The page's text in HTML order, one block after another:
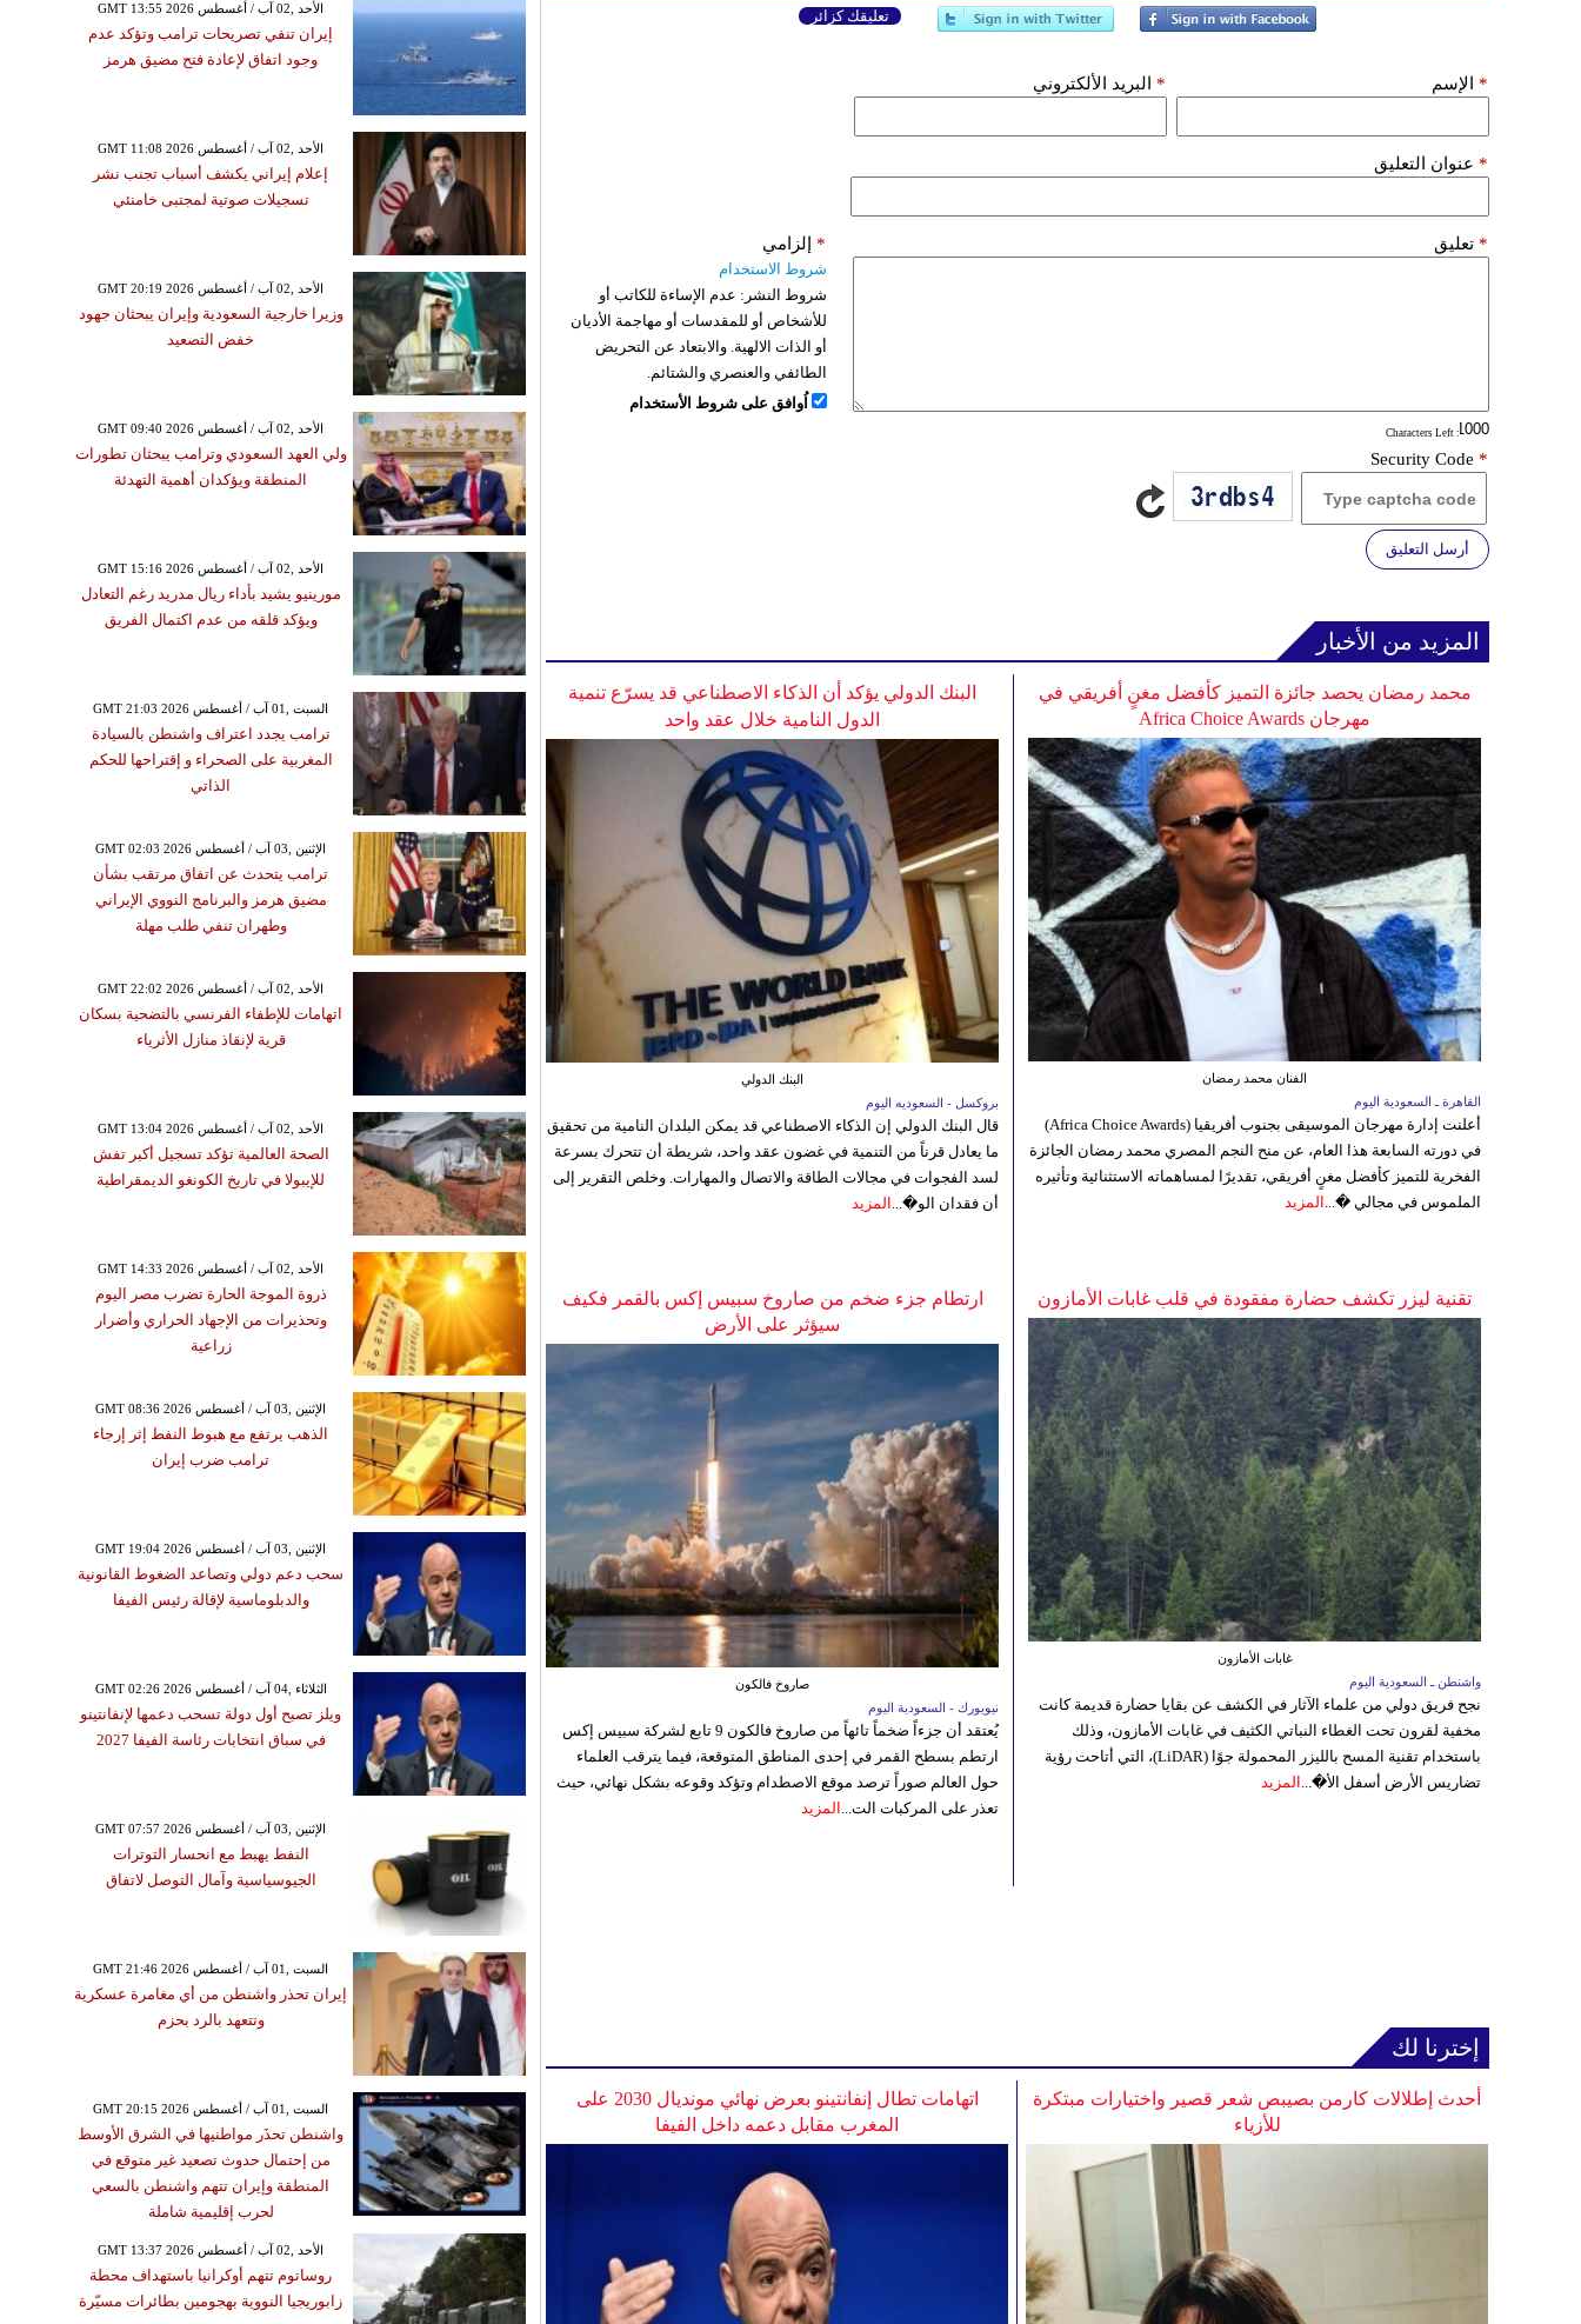
تعليقك كزائر
الإسم * البريد الألكتروني *
عنوان التعليق *
تعليق *
: Characters Left
إلزامي *
شروط الاستخدام
شروط النشر: عدم الإساءة للكاتب أو
للأشخاص أو للمقدسات أو مهاجمة الأديان
أو الذات الالهية. والابتعاد عن التحريض
الطائفي والعنصري والشتائم.
اُوافق على شروط الأستخدام
Security Code *
أرسل التعليق
المزيد من الأخبار
البنك الدولي يؤكد أن الذكاء الاصطناعي قد يسرّع تنمية
الدول النامية خلال عقد واحد
البنك الدولي
بروكسل - السعوديه اليوم
قال البنك الدولي إن الذكاء الاصطناعي قد يمكن البلدان النامية من تحقيق
ما يعادل قرناً من التنمية في غضون عقد واحد، شريطة أن تتحرك بسرعة
لسد الفجوات في مجالات الطاقة والاتصال والمهارات. وخلص التقرير إلى
أن فقدان الو�... المزيد
محمد رمضان يحصد جائزة التميز كأفضل مغنٍ أفريقي في
مهرجان Africa Choice Awards
الفنان محمد رمضان
القاهرة ـ السعودية اليوم
أعلنت إدارة مهرجان الموسيقى بجنوب أفريقيا (Africa Choice Awards)
في دورته السابعة هذا العام، عن منح النجم المصري محمد رمضان الجائزة
الفخرية للتميز كأفضل مغنٍ أفريقي، تقديرًا لمساهماته الاستثنائية وتأثيره
الملموس في مجالي �... المزيد
ارتطام جزء ضخم من صاروخ سبيس إكس بالقمر فكيف
سيؤثر على الأرض
صاروخ فالكون
نيويورك - السعودية اليوم
يُعتقد أن جزءاً ضخماً تائهاً من صاروخ فالكون 9 تابع لشركة سبيس إكس
ارتطم بسطح القمر في إحدى المناطق المتوقعة، فيما يترقب العلماء
حول العالم صوراً ترصد موقع الاصطدام وتؤكد وقوعه بشكل نهائي، حيث
تعذر على المركبات الت... المزيد
تقنية ليزر تكشف حضارة مفقودة في قلب غابات الأمازون
غابات الأمازون
واشنطن ـ السعودية اليوم
نجح فريق دولي من علماء الآثار في الكشف عن بقايا حضارة قديمة كانت
مخفية لقرون تحت الغطاء النباتي الكثيف في غابات الأمازون، وذلك
باستخدام تقنية المسح بالليزر المحمولة جوًا (LiDAR)، التي أتاحت رؤية
تضاريس الأرض أسفل الأ�... المزيد
إخترنا لك
اتهامات تطال إنفانتينو بعرض نهائي مونديال 2030 على
المغرب مقابل دعمه داخل الفيفا
أحدث إطلالات كارمن بصيبص شعر قصير واختيارات مبتكرة
للأزياء
GMT 13:55 2026 الأحد ,02 آب / أغسطس
إيران تنفي تصريحات ترامب وتؤكد عدم
وجود اتفاق لإعادة فتح مضيق هرمز
GMT 11:08 2026 الأحد ,02 آب / أغسطس
إعلام إيراني يكشف أسباب تجنب نشر
تسجيلات صوتية لمجتبى خامنئي
GMT 20:19 2026 الأحد ,02 آب / أغسطس
وزيرا خارجية السعودية وإيران يبحثان جهود
خفض التصعيد
GMT 09:40 2026 الأحد ,02 آب / أغسطس
ولي العهد السعودي وترامب يبحثان تطورات
المنطقة ويؤكدان أهمية التهدئة
GMT 15:16 2026 الأحد ,02 آب / أغسطس
مورينيو يشيد بأداء ريال مدريد رغم التعادل
ويؤكد قلقه من عدم اكتمال الفريق
GMT 21:03 2026 السبت ,01 آب / أغسطس
ترامب يجدد اعتراف واشنطن بالسيادة
المغربية على الصحراء و إقتراحها للحكم
الذاتي
GMT 02:03 2026 الإثنين ,03 آب / أغسطس
ترامب يتحدث عن اتفاق مرتقب بشأن
مضيق هرمز والبرنامج النووي الإيراني
وطهران تنفي طلب مهلة
GMT 22:02 2026 الأحد ,02 آب / أغسطس
اتهامات للإطفاء الفرنسي بالتضحية بسكان
قرية لإنقاذ منازل الأثرياء
GMT 13:04 2026 الأحد ,02 آب / أغسطس
الصحة العالمية تؤكد تسجيل أكبر تفش
للإيبولا في تاريخ الكونغو الديمقراطية
GMT 14:33 2026 الأحد ,02 آب / أغسطس
ذروة الموجة الحارة تضرب مصر اليوم
وتحذيرات من الإجهاد الحراري وأضرار
زراعية
GMT 08:36 2026 الإثنين ,03 آب / أغسطس
الذهب يرتفع مع هبوط النفط إثر إرجاء
ترامب ضرب إيران
GMT 19:04 2026 الإثنين ,03 آب / أغسطس
سحب دعم دولي وتصاعد الضغوط القانونية
والدبلوماسية لإقالة رئيس الفيفا
GMT 02:26 2026 الثلاثاء ,04 آب / أغسطس
ويلز تصبح أول دولة تسحب دعمها لإنفانتينو
في سباق انتخابات رئاسة الفيفا 2027
GMT 07:57 2026 الإثنين ,03 آب / أغسطس
النفط يهبط مع انحسار التوترات
الجيوسياسية وآمال التوصل لاتفاق
GMT 21:46 2026 السبت ,01 آب / أغسطس
إيران تحذر واشنطن من أي مغامرة عسكرية
وتتعهد بالرد بحزم
GMT 20:15 2026 السبت ,01 آب / أغسطس
واشنطن تحذَر مواطنيها في الشرق الأوسط
من إحتمال حدوث تصعيد غير متوقع في
المنطقة وإيران تتهم واشنطن بالسعي
لحرب إقليمية شاملة
GMT 13:37 2026 الأحد ,02 آب / أغسطس
روساتوم تتهم أوكرانيا باستهداف محطة
زابوريجيا النووية بهجومين بطائرات مسيّرة